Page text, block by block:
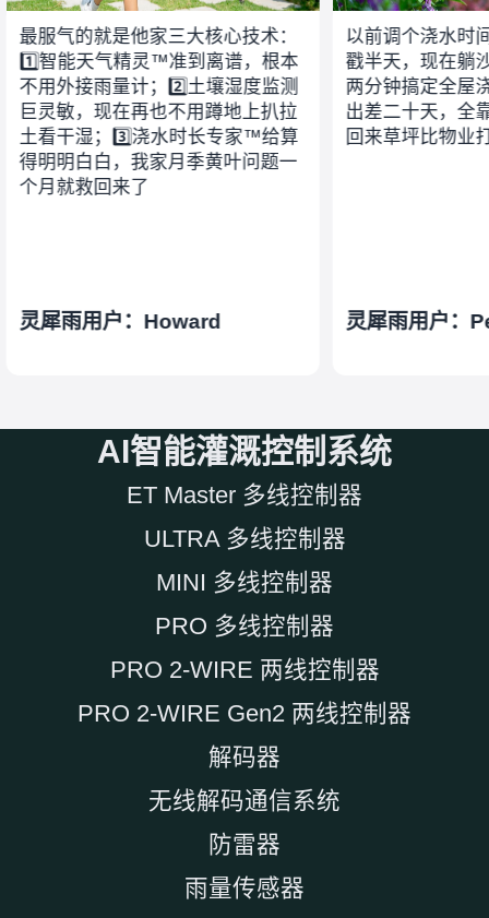
最服气的就是他家三大核心技术：
1️⃣智能天气精灵™准到离谱，根本
不用外接雨量计；2️⃣土壤湿度监测
巨灵敏，现在再也不用蹲地上扒拉
土看干湿；3️⃣浇水时长专家™给算
得明明白白，我家月季黄叶问题一
个月就救回来了
灵犀雨用户：Howard
以前调个浇水时
戳半天，现在躺
两分钟搞定全屋
出差二十天，全
回来草坪比物业
灵犀雨用户：
AI智能灌溉控制系统
ET Master 多线控制器
ULTRA 多线控制器
MINI 多线控制器
PRO 多线控制器
PRO 2-WIRE 两线控制器
PRO 2-WIRE Gen2 两线控制器
解码器
无线解码通信系统
防雷器
雨量传感器